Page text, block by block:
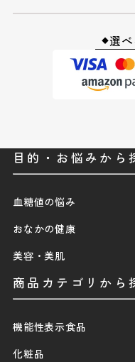
◆選
目的・お悩みから
血糖値の悩み
おなかの健康
美容・美肌
商品カテゴリから
機能性表示食品
化粧品